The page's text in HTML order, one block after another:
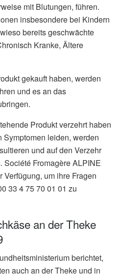
mit Blutungen, führen.
insbesondere bei Kindern
bereits geschwächte
Kranke, Ältere
gekauft haben, werden
und es an das
Produkt verzehrt haben
leiden, werden
und auf den Verzehr
Fromagère ALPINE
Verfügung, um ihre Fragen
33 4 75 70 01 01 zu
an der Theke
berichtet,
auch an der Theke und in